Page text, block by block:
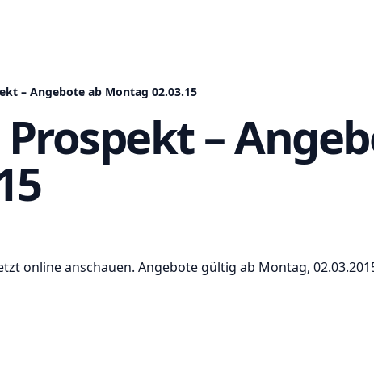
– Angebote ab Montag 02.03.15
–
online anschauen. Angebote gültig ab Montag,